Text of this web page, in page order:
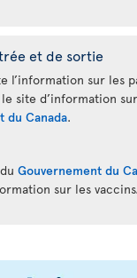
et de sortie
l’information sur les
site d’information
du Canada.
Gouvernement du
sur les vaccins.